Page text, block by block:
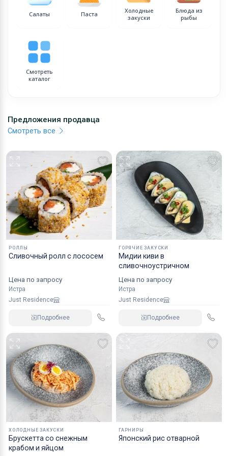
Салаты Паста
Холодные
закуски
Блюда из
рыбы
Смотреть
каталог
Предложения продавца
Смотреть все
РОЛЛЫ
Сливочный ролл с лососем
Цена по запросу
Истра
Just Residence
Подробнее
ГОРЯЧИЕ ЗАКУСКИ
Мидии киви в
сливочноустричном
Цена по запросу
Истра
Just Residence
Подробнее
ХОЛОДНЫЕ ЗАКУСКИ
Брускетта со снежным
крабом и яйцом
ГАРНИРЫ
Японский рис отварной